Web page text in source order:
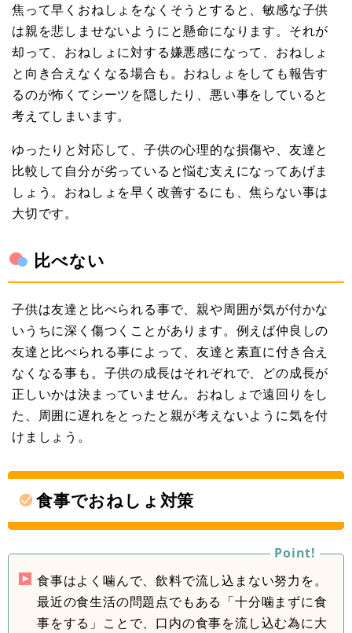
焦って早くおねしょをなくそうとすると、敏感な子供
は親を悲しませないようにと懸命になります。それが
却って、おねしょに対する嫌悪感になって、おねしょ
と向き合えなくなる場合も。おねしょをしても報告す
るのが怖くてシーツを隠したり、悪い事をしていると
考えてしまいます。
ゆったりと対応して、子供の心理的な損傷や、友達と
比較して自分が劣っていると悩む支えになってあげま
しょう。おねしょを早く改善するにも、焦らない事は
大切です。
比べない
子供は友達と比べられる事で、親や周囲が気が付かな
いうちに深く傷つくことがあります。例えば仲良しの
友達と比べられる事によって、友達と素直に付き合え
なくなる事も。子供の成長はそれぞれで、どの成長が
正しいかは決まっていません。おねしょで遠回りをし
た、周囲に遅れをとったと親が考えないように気を付
けましょう。
食事でおねしょ対策
食事はよく噛んで、飲料で流し込まない努力を。
最近の食生活の問題点でもある「十分噛まずに食
事をする」ことで、口内の食事を流し込む為に大